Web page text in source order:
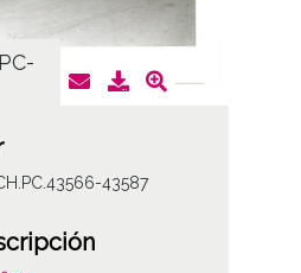
43587